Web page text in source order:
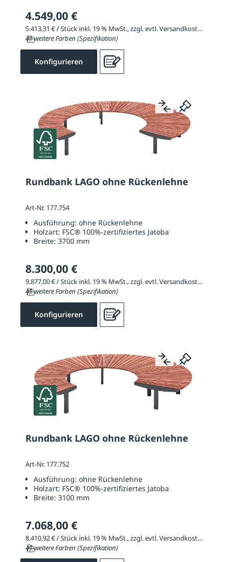
4.549,00 €
5.413,31 € / Stück inkl. 19 % MwSt., zzgl. evtl. Versandkosten
41 weitere Farben (Spezifikation)
Konfigurieren
Rundbank LAGO ohne Rückenlehne
Art-Nr. 177.754
Ausführung: ohne Rückenlehne
Holzart: FSC® 100%-zertifiziertes Jatoba
Breite: 3700 mm
8.300,00 €
9.877,00 € / Stück inkl. 19 % MwSt., zzgl. evtl. Versandkosten
41 weitere Farben (Spezifikation)
Konfigurieren
Rundbank LAGO ohne Rückenlehne
Art-Nr. 177.752
Ausführung: ohne Rückenlehne
Holzart: FSC® 100%-zertifiziertes Jatoba
Breite: 3100 mm
7.068,00 €
8.410,92 € / Stück inkl. 19 % MwSt., zzgl. evtl. Versandkosten
41 weitere Farben (Spezifikation)